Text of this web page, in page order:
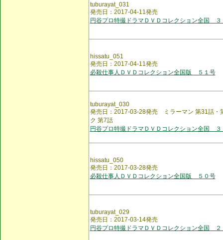
tuburayat_031
発売日：2017-04-11発売
円谷プロ特撮ドラマＤＶＤコレクション全国 ３
hissatu_051
発売日：2017-04-11発売
必殺仕事人ＤＶＤコレクション全国版 ５１号
tuburayat_030
発売日：2017-03-28発売 ミラーマン 第31話・
ク 第7話
円谷プロ特撮ドラマＤＶＤコレクション全国 ３
hissatu_050
発売日：2017-03-28発売
必殺仕事人ＤＶＤコレクション全国版 ５０号
tuburayat_029
発売日：2017-03-14発売
円谷プロ特撮ドラマＤＶＤコレクション全国 ２